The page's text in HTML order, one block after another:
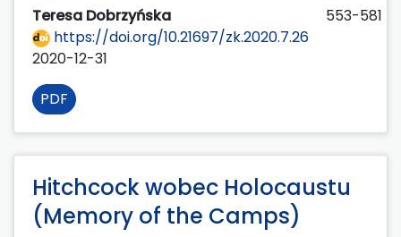
Teresa Dobrzyńska
553-581
https://doi.org/10.21697/zk.2020.7.26
2020-12-31
PDF
Hitchcock wobec Holocaustu
(Memory of the Camps)